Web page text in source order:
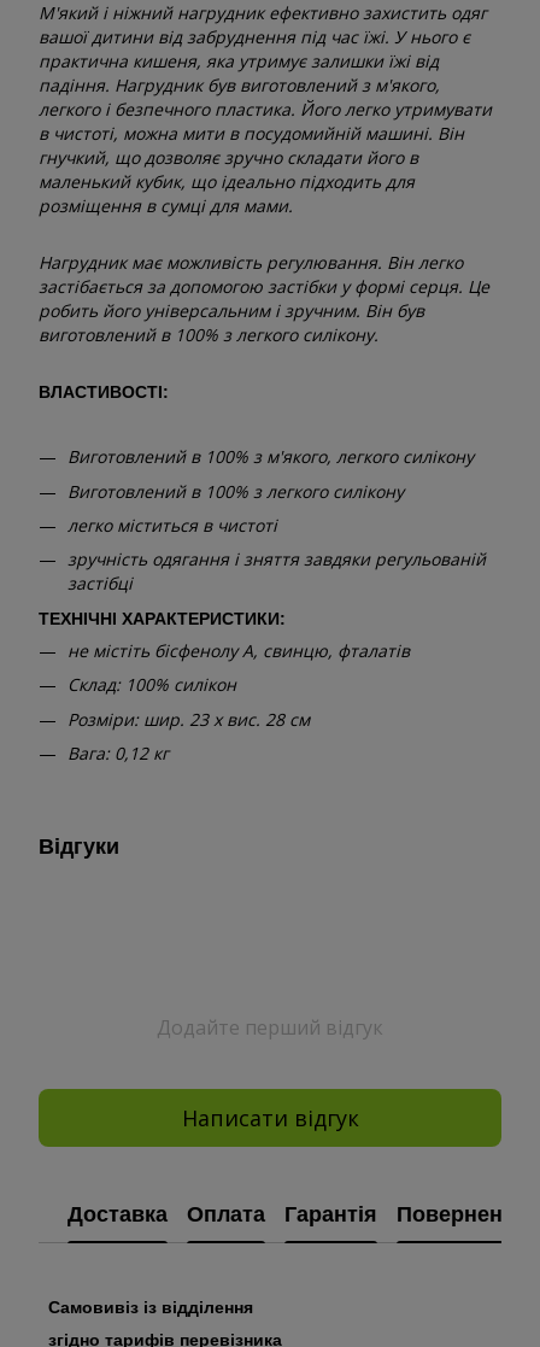
М'який і ніжний нагрудник ефективно захистить одяг
вашої дитини від забруднення під час їжі. У нього є
практична кишеня, яка утримує залишки їжі від
падіння. Нагрудник був виготовлений з м'якого,
легкого і безпечного пластика. Його легко утримувати
в чистоті, можна мити в посудомийній машині. Він
гнучкий, що дозволяє зручно складати його в
маленький кубик, що ідеально підходить для
розміщення в сумці для мами.
Нагрудник має можливість регулювання. Він легко
застібається за допомогою застібки у формі серця. Це
робить його універсальним і зручним. Він був
виготовлений в 100% з легкого силікону.
ВЛАСТИВОСТІ:
Виготовлений в 100% з м'якого, легкого силікону
Виготовлений в 100% з легкого силікону
легко міститься в чистоті
зручність одягання і зняття завдяки регульованій
застібці
ТЕХНІЧНІ ХАРАКТЕРИСТИКИ:
не містіть бісфенолу А, свинцю, фталатів
Склад: 100% силікон
Розміри: шир. 23 x вис. 28 см
Вага: 0,12 кг
Відгуки
Додайте перший відгук
Написати відгук
Доставка Оплата Гарантія Повернення
Самовивіз із відділення
згідно тарифів перевізника